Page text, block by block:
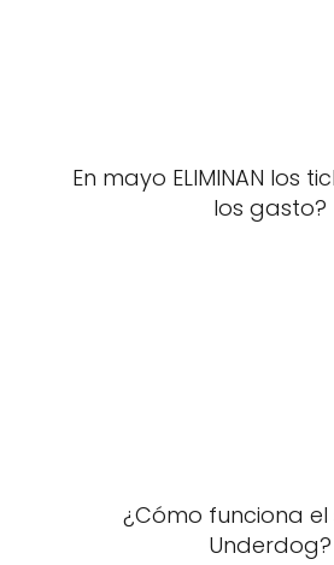
En mayo ELIMINAN los
los gasto?
¿Cómo funciona el
Underdog?